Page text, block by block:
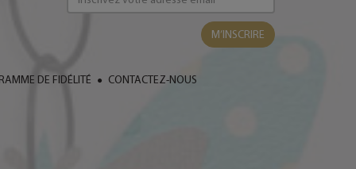
M’INSCRIRE
DE FIDÉLITÉ CONTACTEZ-NOUS